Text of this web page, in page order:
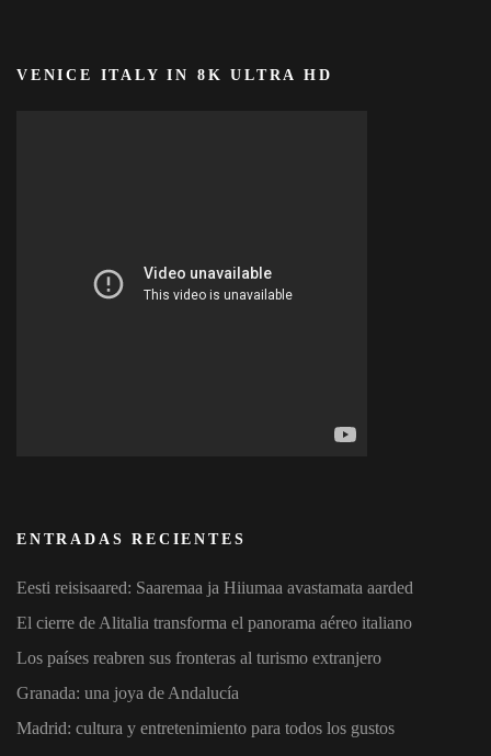
VENICE ITALY IN 8K ULTRA HD
ENTRADAS RECIENTES
Eesti reisisaared: Saaremaa ja Hiiumaa avastamata aarded
El cierre de Alitalia transforma el panorama aéreo italiano
Los países reabren sus fronteras al turismo extranjero
Granada: una joya de Andalucía
Madrid: cultura y entretenimiento para todos los gustos